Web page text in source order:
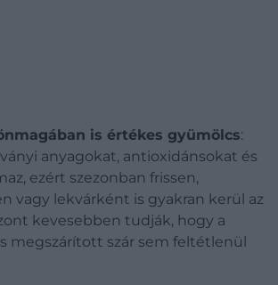
is értékes gyümölcs:
anyagokat, antioxidánsokat és
ezért szezonban frissen,
vagy lekvárként is gyakran kerül az
kevesebben tudják, hogy a
megszárított szár sem feltétlenül